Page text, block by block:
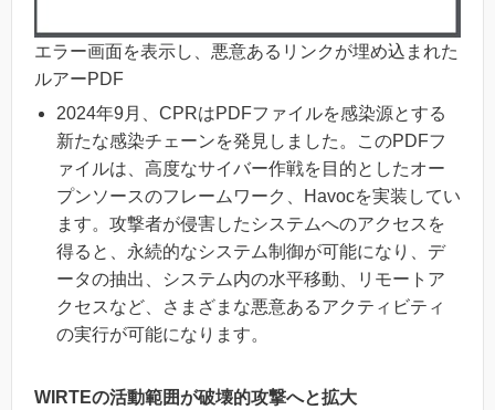
エラー画面を表示し、悪意あるリンクが埋め込まれた
ルアーPDF
2024年9月、CPRはPDFファイルを感染源とする
新たな感染チェーンを発見しました。このPDFフ
ァイルは、高度なサイバー作戦を目的としたオー
プンソースのフレームワーク、Havocを実装してい
ます。攻撃者が侵害したシステムへのアクセスを
得ると、永続的なシステム制御が可能になり、デ
ータの抽出、システム内の水平移動、リモートア
クセスなど、さまざまな悪意あるアクティビティ
の実行が可能になります。
WIRTEの活動範囲が破壊的攻撃へと拡大